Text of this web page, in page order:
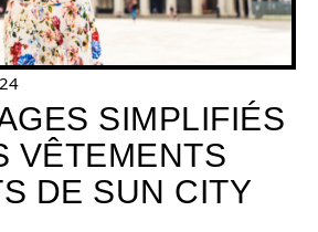
SIMPLIFIÉS
VÊTEMENTS
DE SUN CITY